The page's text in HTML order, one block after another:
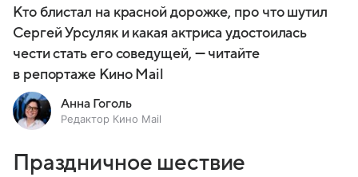
Кто блистал на красной дорожке, про что шутил
Сергей Урсуляк и какая актриса удостоилась
чести стать его соведущей, — читайте
в репортаже Кино Mail
Анна Гоголь
Редактор Кино Mail
Праздничное шествие